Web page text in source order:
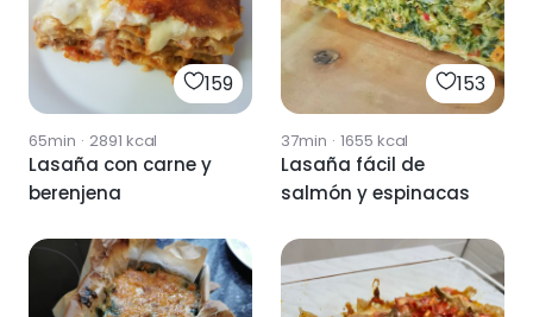
159
65min · 2891 kcal
Lasaña con carne y
berenjena
153
37min · 1655 kcal
Lasaña fácil de
salmón y espinacas